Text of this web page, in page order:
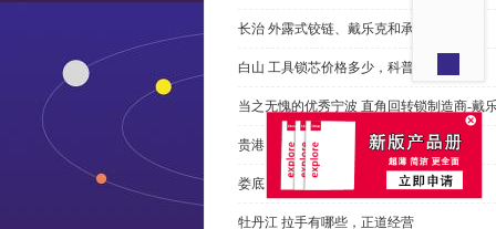
长治 外露式铰链、戴乐克和承诺戴乐克
白山 工具锁芯价格多少，科普
当之无愧的优秀宁波 直角回转锁制造商-戴
贵港 端盖制造商以其戴乐克下单
娄底 塑料密封条、戴乐克和承诺戴乐克
牡丹江 拉手有哪些，正道经营